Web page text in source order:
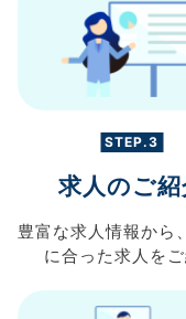
STEP.3
求人のご紹
豊富な求人情報から、
に合った求人を